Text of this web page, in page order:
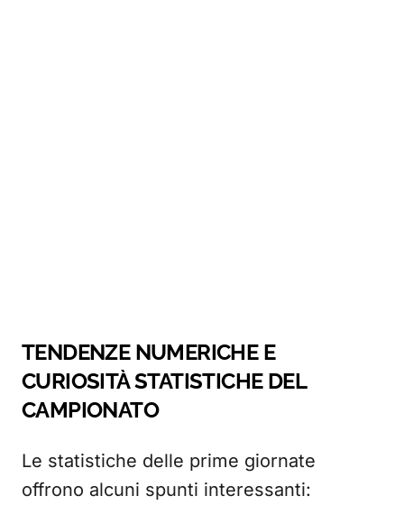
TENDENZE NUMERICHE E
CURIOSITÀ STATISTICHE DEL
CAMPIONATO
Le statistiche delle prime giornate
offrono alcuni spunti interessanti: